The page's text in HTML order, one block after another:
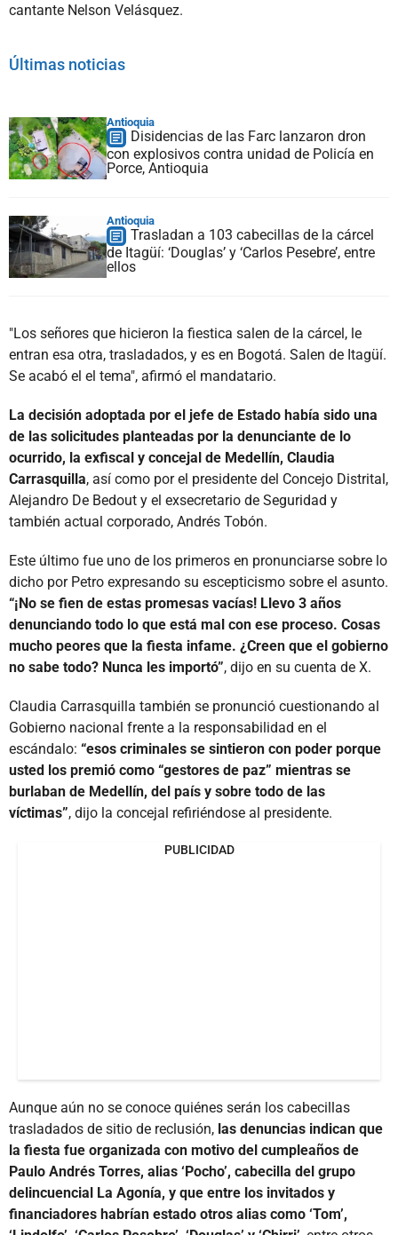
cantante Nelson Velásquez.
Últimas noticias
Antioquia
Disidencias de las Farc lanzaron dron
con explosivos contra unidad de Policía en
Porce, Antioquia
Antioquia
Trasladan a 103 cabecillas de la cárcel
de Itagüí: ‘Douglas’ y ‘Carlos Pesebre’, entre
ellos
"Los señores que hicieron la fiestica salen de la cárcel, le
entran esa otra, trasladados, y es en Bogotá. Salen de Itagüí.
Se acabó el el tema", afirmó el mandatario.
La decisión adoptada por el jefe de Estado había sido una
de las solicitudes planteadas por la denunciante de lo
ocurrido, la exfiscal y concejal de Medellín, Claudia
Carrasquilla, así como por el presidente del Concejo Distrital,
Alejandro De Bedout y el exsecretario de Seguridad y
también actual corporado, Andrés Tobón.
Este último fue uno de los primeros en pronunciarse sobre lo
dicho por Petro expresando su escepticismo sobre el asunto.
“¡No se fien de estas promesas vacías! Llevo 3 años
denunciando todo lo que está mal con ese proceso. Cosas
mucho peores que la fiesta infame. ¿Creen que el gobierno
no sabe todo? Nunca les importó”, dijo en su cuenta de X.
Claudia Carrasquilla también se pronunció cuestionando al
Gobierno nacional frente a la responsabilidad en el
escándalo: “esos criminales se sintieron con poder porque
usted los premió como “gestores de paz” mientras se
burlaban de Medellín, del país y sobre todo de las
víctimas”, dijo la concejal refiriéndose al presidente.
PUBLICIDAD
Aunque aún no se conoce quiénes serán los cabecillas
trasladados de sitio de reclusión, las denuncias indican que
la fiesta fue organizada con motivo del cumpleaños de
Paulo Andrés Torres, alias ‘Pocho’, cabecilla del grupo
delincuencial La Agonía, y que entre los invitados y
financiadores habrían estado otros alias como ‘Tom’,